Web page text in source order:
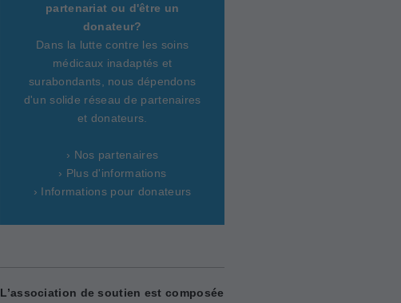
partenariat ou d'être un
donateur?
Dans la lutte contre les soins
médicaux inadaptés et
surabondants, nous dépendons
d'un solide réseau de partenaires
et donateurs.
› Nos partenaires
› Plus d'informations
› Informations pour donateurs
L’association de soutien est composée